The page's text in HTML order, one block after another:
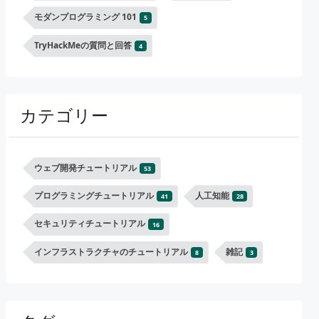
モダンプログラミング 101 5
TryHackMeの質問と回答 4
カテゴリー
ウェブ開発チュートリアル 53
プログラミングチュートリアル 41 人工知能 28
セキュリティチュートリアル 16
インフラストラクチャのチュートリアル 8 雑記 3